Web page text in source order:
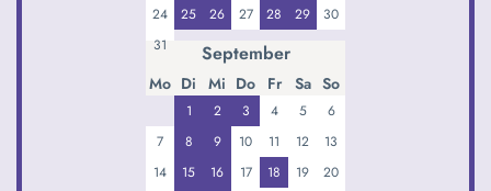
24
25 26 27 28 29
30
31
September
Mo Di Mi Do Fr Sa So
1 2 3 4 5
6
7
8 9 10 11 12
13
14
15 16 17 18 19
20